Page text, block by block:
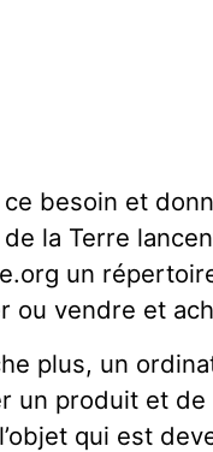
besoin et
la Terre
un
ou vendre et
plus, un
un produit et
qui est